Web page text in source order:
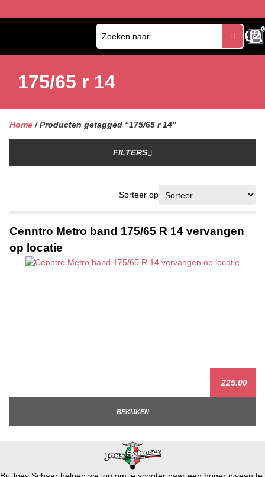
0
0
175/65 r 14
Home / Producten getagged “175/65 r 14”
FILTERS
Sorteer op
Cenntro Metro band 175/65 R 14 vervangen
op locatie
225.00
BEKIJKEN